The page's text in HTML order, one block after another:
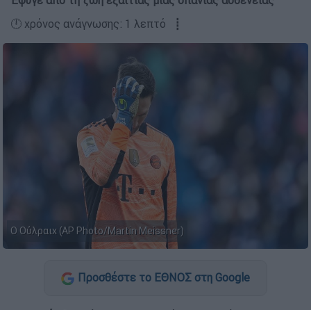
🕛 χρόνος ανάγνωσης: 1 λεπτό ┋
Ο Ούλραιχ (AP Photo/Martin Meissner)
Προσθέστε το ΕΘΝΟΣ στη Google